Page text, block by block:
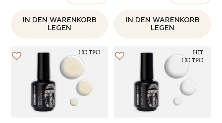
DER KATEGORIE
IN DEN WARENKORB
LEGEN
IN DEN WARENKORB
LEGEN
NO TPO
HIT
NO TPO